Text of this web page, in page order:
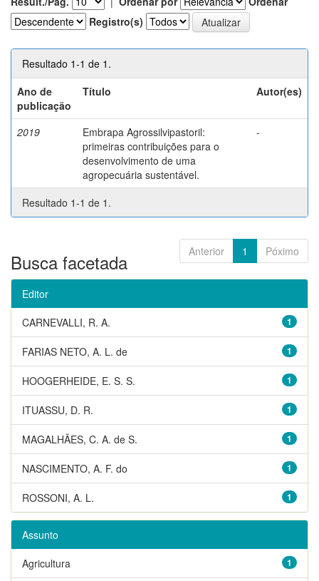
Registro(s)
Resultado 1-1 de 1.
Ano de
publicação
Título Autor(es)
2019
Embrapa Agrossilvipastoril:
primeiras contribuições para o
desenvolvimento de uma
agropecuária sustentável.
-
Resultado 1-1 de 1.
Anterior 1 Póximo
Busca facetada
Editor
1
CARNEVALLI, R. A.
1
FARIAS NETO, A. L. de
1
HOOGERHEIDE, E. S. S.
1
ITUASSU, D. R.
1
MAGALHÃES, C. A. de S.
1
NASCIMENTO, A. F. do
1
ROSSONI, A. L.
Assunto
1
Agricultura